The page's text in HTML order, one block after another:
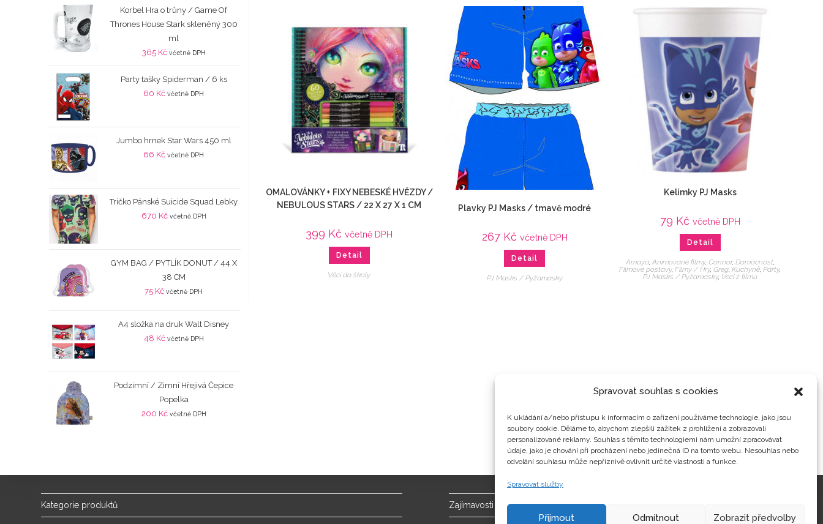
Spravovat souhlas s cookies
K ukládání a/nebo přístupu k informacím o zařízení používáme technologie, jako jsou
soubory cookie. Děláme to, abychom zlepšili zážitek z prohlížení a zobrazovali
personalizované reklamy. Souhlas s těmito technologiemi nám umožní zpracovávat
údaje, jako je chování při procházení nebo jedinečná ID na tomto webu. Nesouhlas nebo
odvolání souhlasu může nepříznivě ovlivnit určité vlastnosti a funkce.
Spravovat služby
Přijmout Odmítnout Zobrazit předvolby
OMALOVÁNKY + FIXY NEBESKÉ HVĚZDY /
NEBULOUS STARS / 22 X 27 X 1 CM
399 Kč včetně DPH
Detail
Věci do školy
Plavky PJ Masks / tmavě modré
267 Kč včetně DPH
Detail
PJ Masks / Pyžamasky
Kelímky PJ Masks
79 Kč včetně DPH
Detail
Amaya, Animované filmy, Connor, Domácnost,
Filmové postavy,Filmy / Hry,Greg,Kuchyně,Párty,
PJ Masks / Pyžamasky, Veci z filmu
Korbel Hra o trůny / Game Of
Thrones House Stark skleněný 300
ml
365 Kč včetně DPH
Party tašky Spiderman / 6 ks
60 Kč včetně DPH
Jumbo hrnek Star Wars 450 ml
66 Kč včetně DPH
Tričko Pánské Suicide Squad Lebky
670 Kč včetně DPH
GYM BAG / PYTLÍK DONUT / 44 X
38 CM
75 Kč včetně DPH
A4 složka na druk Walt Disney
48 Kč včetně DPH
Podzimní / Zimní Hřejivá Čepice
Popelka
200 Kč včetně DPH
Kategorie produktů Zajímavosti